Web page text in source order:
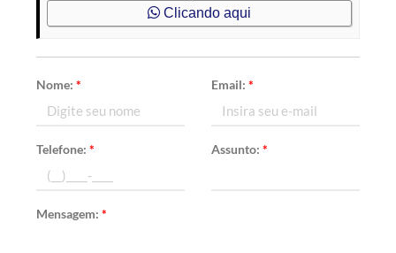
Clicando aqui
Nome:* Email: *
Telefone:* Assunto: *
Mensagem:*